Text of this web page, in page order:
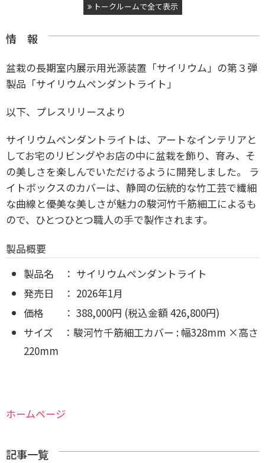
トークルームで全て表示
情 報
盆栽の長期室内展示用光源装置「サイリウム」の第３弾
製品「サイリウムペンダントライト」
以下、プレスリリースより
サイリウムペンダントライトは、アートなインテリアと
してお宅のリビングやお店の中に盆栽を飾り、育み、そ
の美しさを楽しんでいただけるように開発しました。 ラ
イトボックスのカバーは、静岡の伝統的な竹工芸で繊細
な曲線と優美な美しさが魅力の駿河竹千筋細工によるも
ので、ひとつひとつ職人の手で製作されます。
製品概要
製品名 ： サイリウムペンダントライト
発売日 ： 2026年1月
価格 ： 388,000円 (税込金額 426,800円)
サイズ ：駿河竹千筋細工カバー : 幅328mm ×高さ
220mm
ホームページ
記事一覧